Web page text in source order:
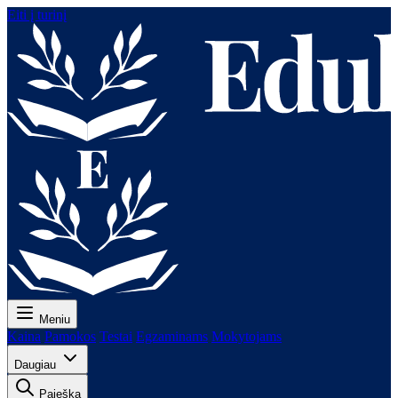
Eiti į turinį
Meniu
Kaina Pamokos Testai Egzaminams Mokytojams
Daugiau
Paieška